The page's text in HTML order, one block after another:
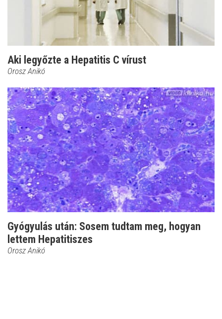
Aki legyőzte a Hepatitis C vírust
Orosz Anikó
Gyógyulás után: Sosem tudtam meg, hogyan
lettem Hepatitiszes
Orosz Anikó